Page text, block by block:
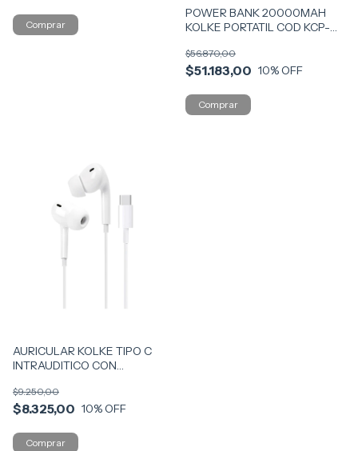
POWER BANK 20000MAH
KOLKE PORTATIL COD KCP-
$51.183,00
$56.870,00
10% OFF
AURICULAR KOLKE TIPO C
INTRAUDITICO CON
$8.325,00
$9.250,00
10% OFF